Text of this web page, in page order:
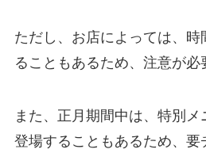
ただし、お店によっては、時
ることもあるため、注意が必
また、正月期間中は、特別
登場することもあるため、要